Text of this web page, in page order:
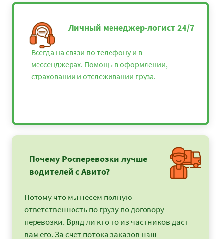
Личный менеджер-логист 24/7
Всегда на связи по телефону и в
мессенджерах. Помощь в оформлении,
страховании и отслеживании груза.
Почему Росперевозки лучше
водителей с Авито?
Потому что мы несем полную
ответственность по грузу по договору
перевозки. Вряд ли кто то из частников даст
вам его. За счет потока заказов наш